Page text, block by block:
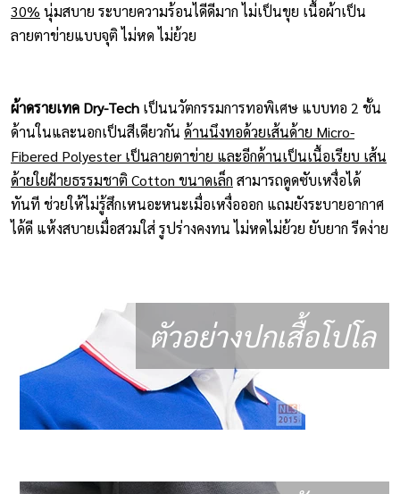
30% นุ่มสบาย ระบายความร้อนไดีดีมาก ไม่เป็นขุย เนื้อผ้าเป็น
ลายตาข่ายแบบจุติ ไม่หด ไม่ย้วย
ผ้าดรายเทค Dry-Tech เป็นนวัตกรรมการทอพิเศษ แบบทอ 2 ชั้น
ด้านในและนอกเป็นสีเดียวกัน ด้านนึงทอด้วยเส้นด้าย Micro-
Fibered Polyester เป็นลายตาข่าย และอีกด้านเป็นเนื้อเรียบ เส้น
ด้ายใยฝ้ายธรรมชาติ Cotton ขนาดเล็ก สามารถดูดซับเหงื่อได้
ทันที ช่วยให้ไม่รู้สึกเหนอะหนะเมื่อเหงื่อออก แถมยังระบายอากาศ
ได้ดี แห้งสบายเมื่อสวมใส่ รูปร่างคงทน ไม่หดไม่ย้วย ยับยาก รีดง่าย
ตัวอย่างปกเสื้อโปโล